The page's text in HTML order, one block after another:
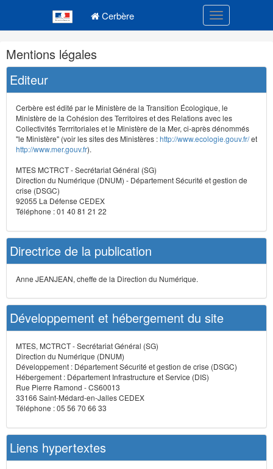
Cerbère Toggle
Navigation
et
outils
annexes
Mentions légales
Editeur
Cerbère est édité par le Ministère de la Transition Écologique, le
Ministère de la Cohésion des Territoires et des Relations avec les
Collectivités Terrritoriales et le Ministère de la Mer, ci-après dénommés
"le Ministère" (voir les sites des Ministères :http://www.ecologie.gouv.fr/et
http://www.mer.gouv.fr).
MTES MCTRCT - Secrétariat Général (SG)
Direction du Numérique (DNUM) - Département Sécurité et gestion de
crise (DSGC)
92055 La Défense CEDEX
Téléphone : 01 40 81 21 22
Directrice de la publication
Anne JEANJEAN, cheffe de la Direction du Numérique.
Développement et hébergement du site
MTES, MCTRCT - Secrétariat Général (SG)
Direction du Numérique (DNUM)
Développement : Département Sécurité et gestion de crise (DSGC)
Hébergement : Département Infrastructure et Service (DIS)
Rue Pierre Ramond - CS60013
33166 Saint-Médard-en-Jalles CEDEX
Téléphone : 05 56 70 66 33
Liens hypertextes